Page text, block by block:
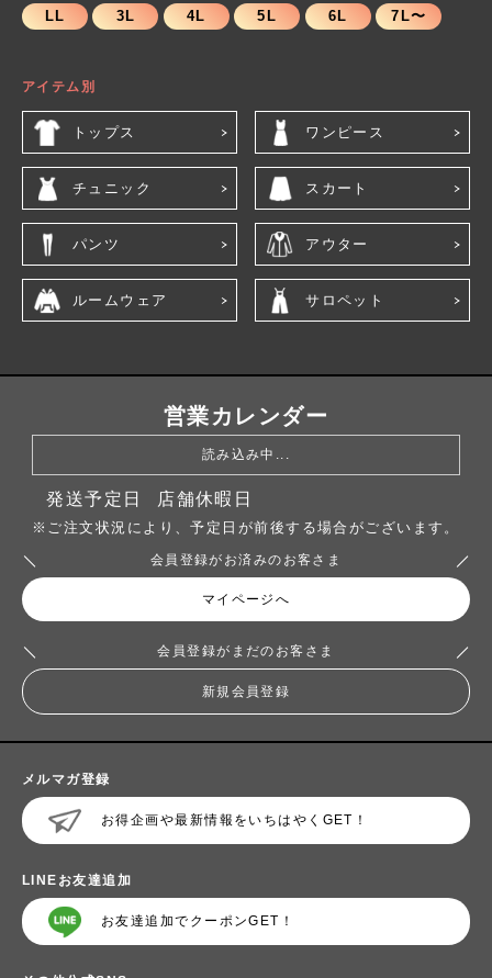
LL 3L 4L 5L 6L 7L〜
アイテム別
トップス ワンピース
チュニック スカート
パンツ アウター
ルームウェア サロペット
営業カレンダー
読み込み中...
発送予定日 店舗休暇日
※ご注文状況により、予定日が前後する場合がございます。
会員登録がお済みのお客さま
マイページへ
会員登録がまだのお客さま
新規会員登録
メルマガ登録
お得企画や最新情報をいちはやくGET！
LINEお友達追加
お友達追加でクーポンGET！